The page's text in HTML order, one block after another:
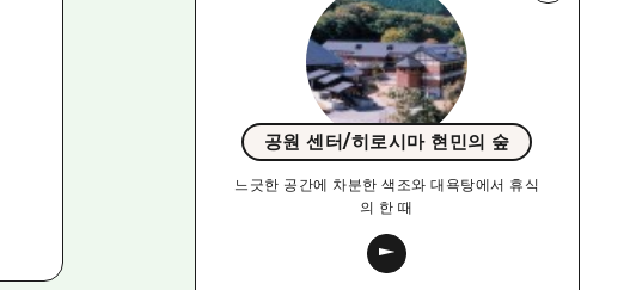
공원 센터/히로시마 현민의 숲
느긋한 공간에 차분한 색조와 대욕탕에서 휴식
의 한 때